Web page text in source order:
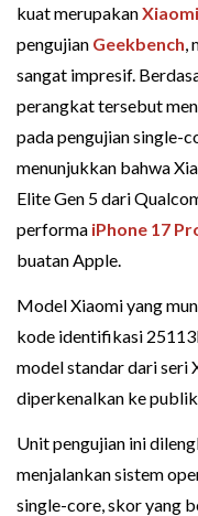
kuat merupakan
pengujian Geekbench,
sangat impresif.
perangkat tersebut
pada pengujian single-
menunjukkan bahwa
Elite Gen 5 dari
performa iPhone 17
buatan Apple.
Model Xiaomi yang
kode identifikasi
model standar dari seri
diperkenalkan ke
Unit pengujian ini
menjalankan sistem
single-core, skor yang